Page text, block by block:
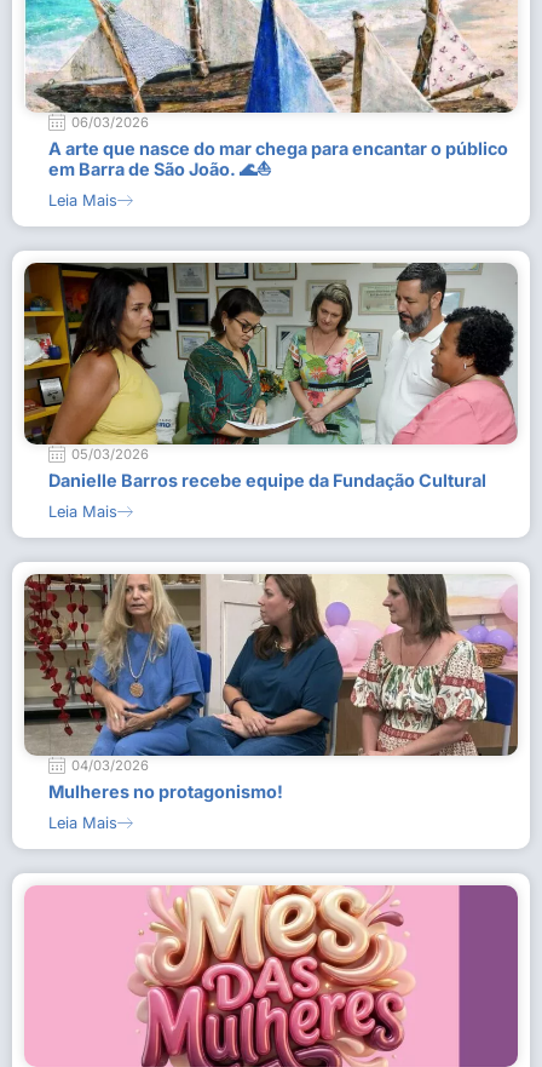
06/03/2026
A arte que nasce do mar chega para encantar o público
em Barra de São João. 🌊⛵
Leia Mais
05/03/2026
Danielle Barros recebe equipe da Fundação Cultural
Leia Mais
04/03/2026
Mulheres no protagonismo!
Leia Mais